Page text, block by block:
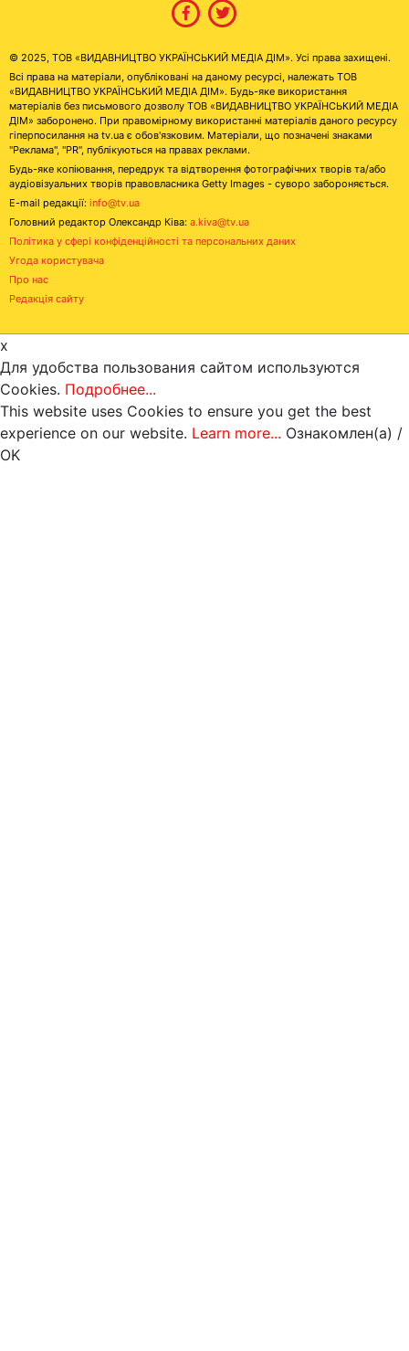
© 2025, ТОВ «ВИДАВНИЦТВО УКРАЇНСЬКИЙ МЕДІА ДІМ». Усі права захищені.
Всі права на матеріали, опубліковані на даному ресурсі, належать ТОВ
«ВИДАВНИЦТВО УКРАЇНСЬКИЙ МЕДІА ДІМ». Будь-яке використання
матеріалів без письмового дозволу ТОВ «ВИДАВНИЦТВО УКРАЇНСЬКИЙ МЕДІА
ДІМ» заборонено. При правомірному використанні матеріалів даного ресурсу
гіперпосилання на tv.ua є обов'язковим. Матеріали, що позначені знаками
"Реклама", "PR", публікуються на правах реклами.
Будь-яке копіювання, передрук та відтворення фотографічних творів та/або
аудіовізуальних творів правовласника Getty Images - суворо забороняється.
E-mail редакції: info@tv.ua
Головний редактор Олександр Ківа: a.kiva@tv.ua
Політика у сфері конфіденційності та персональних даних
Угода користувача
Про нас
Редакція сайту
x
Для удобства пользования сайтом используются
Cookies. Подробнее...
This website uses Cookies to ensure you get the best
experience on our website. Learn more... Ознакомлен(а) /
OK